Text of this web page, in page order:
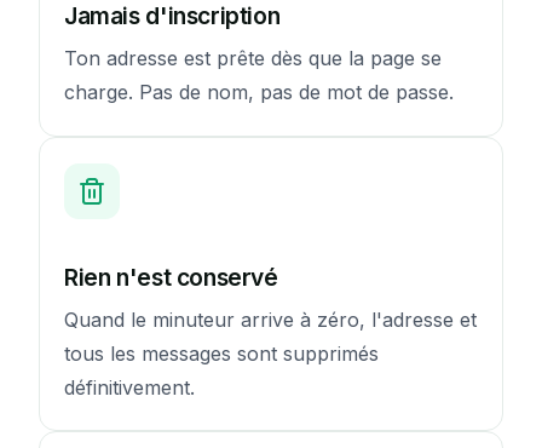
Jamais d'inscription
Ton adresse est prête dès que la page se
charge. Pas de nom, pas de mot de passe.
Rien n'est conservé
Quand le minuteur arrive à zéro, l'adresse et
tous les messages sont supprimés
définitivement.